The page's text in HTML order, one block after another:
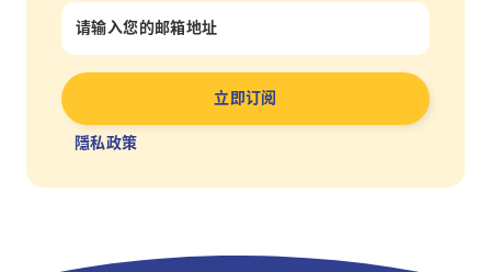
隱私政策